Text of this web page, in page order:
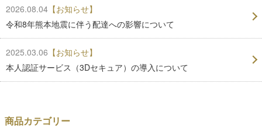
2026.08.04 【お知らせ】
令和8年熊本地震に伴う配達への影響について
2025.03.06 【お知らせ】
本人認証サービス（3Dセキュア）の導入について
商品カテゴリー